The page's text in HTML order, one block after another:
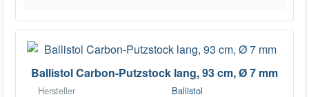
Ballistol Carbon-Putzstock lang, 93 cm, Ø 7 mm
Hersteller
Ballistol